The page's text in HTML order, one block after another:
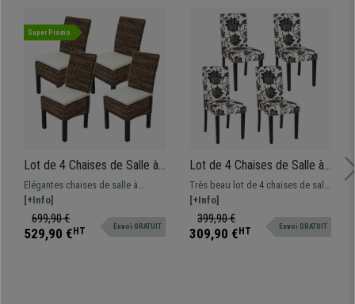
Super Promo
Lot de 4 Chaises de Salle à
Manger SABANA, En Rotin,
Avec Coussin, Couleur
Naturelle Foncée
Elégantes chaises de salle à
manger, très bon rapport qualité-
prix. Pratiques et robustes, en
rotin et bois
[+Info]
699,90 €
529,90 € HT Envoi GRATUIT
Lot de 4 Chaises de Salle à
Manger DALI TISSU, Beau
Design, Fleurs Noires, Pieds
Noirs
Très beau lot de 4 chaises de salle
à manger DALI. Fabriquées avec
des matériaux de qualité. Très
élégantes, avec motifs décoratifs.
[+Info]
399,90 €
309,90 € HT Envoi GRATUIT